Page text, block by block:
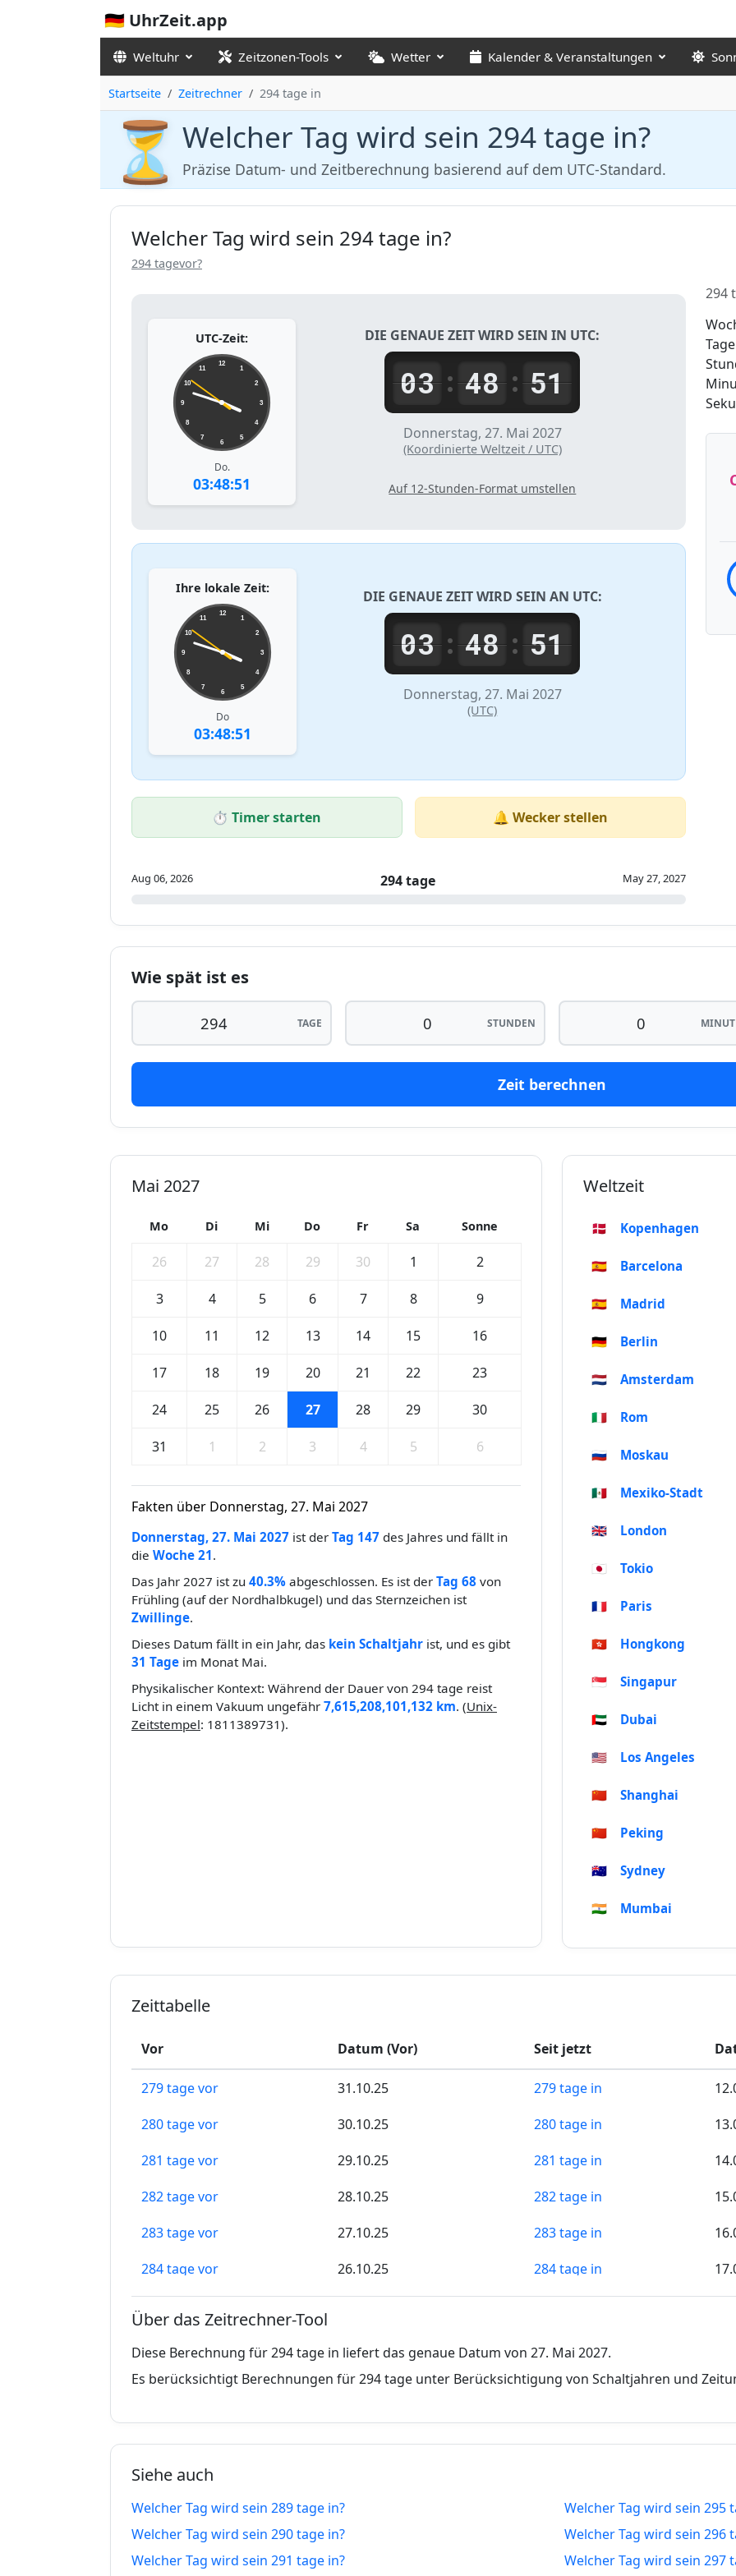
🇩🇪 UhrZeit.app
Weltuhr Zeitzonen-Tools Wetter Kalender & Veranstaltungen
Startseite Zeitrechner 294 tage in
⏳ Welcher Tag wird sein 294 tage in?
Präzise Datum- und Zeitberechnung basierend auf dem UTC-Standard.
Welcher Tag wird sein 294 tage in?
294 tagevor?
UTC-Zeit:
12
1
2
3
4
5
6
7
8
9
10
11
Do.
03:48:51
DIE GENAUE ZEIT WIRD SEIN IN UTC:
03 : 48 : 51
Donnerstag, 27. Mai 2027
(Koordinierte Weltzeit / UTC)
Auf 12-Stunden-Format umstellen
Ihre lokale Zeit:
12
1
2
3
4
5
6
7
8
9
10
11
Do
03:48:51
DIE GENAUE ZEIT WIRD SEIN AN UTC:
03 : 48 : 51
Donnerstag, 27. Mai 2027
(UTC)
⏱️ Timer starten 🔔 Wecker stellen
Aug 06, 2026 294 tage May 27, 2027
294
Tage
Wie spät ist es
TAGE STUNDEN
Zeit berechnen
Mai 2027
Mo Di Mi Do Fr Sa Sonne
26 27 28 29 30 1 2
3 4 5 6 7 8 9
10 11 12 13 14 15 16
17 18 19 20 21 22 23
24 25 26 27 28 29 30
31 1 2 3 4 5 6
Fakten über Donnerstag, 27. Mai 2027
Donnerstag, 27. Mai 2027 ist der Tag 147 des Jahres und fällt in
die Woche 21.
Das Jahr 2027 ist zu 40.3% abgeschlossen. Es ist der Tag 68 von
Frühling (auf der Nordhalbkugel) und das Sternzeichen ist
Zwillinge.
Dieses Datum fällt in ein Jahr, das kein Schaltjahr ist, und es gibt
31 Tage im Monat Mai.
Physikalischer Kontext: Während der Dauer von 294 tage reist
Licht in einem Vakuum ungefähr 7,615,208,101,132 km. (Unix-
Zeitstempel: 1811389731).
Weltzeit
🇩🇰 Kopenhagen
🇪🇸 Barcelona
🇪🇸 Madrid
🇩🇪 Berlin
🇳🇱 Amsterdam
🇮🇹 Rom
🇷🇺 Moskau
🇲🇽 Mexiko-Stadt
🇬🇧 London
🇯🇵 Tokio
🇫🇷 Paris
🇭🇰 Hongkong
🇸🇬 Singapur
🇦🇪 Dubai
🇺🇸 Los Angeles
🇨🇳 Shanghai
🇨🇳 Peking
🇦🇺 Sydney
🇮🇳 Mumbai
Zeittabelle
Vor Datum (Vor) Seit jetzt
279 tage vor 31.10.25 279 tage in
280 tage vor
30.10.25 280 tage in
281 tage vor
29.10.25 281 tage in
282 tage vor
28.10.25 282 tage in
283 tage vor
27.10.25 283 tage in
284 tage vor
26.10.25 284 tage in
287 tage vor
23.10.25 287 tage in
289 tage vor
21.10.25 289 tage in
290 tage vor
291 tage vor
292 tage vor
18.10.25 292 tage in
Über das Zeitrechner-Tool
Diese Berechnung für 294 tage in liefert das genaue Datum von 27. Mai 2027.
Es berücksichtigt Berechnungen für 294 tage unter Berücksichtigung von Schaltjahren und
Siehe auch
Welcher Tag wird sein 289 tage in?
Welcher Tag wird sein 290 tage in?
Welcher Tag wird sein 291 tage in?
Welcher Tag wird sein 295
Welcher Tag wird sein 296
Welcher Tag wird sein 297